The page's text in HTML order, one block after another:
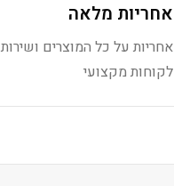
אחריות מלאה
אחריות על כל המוצרים ושירות
לקוחות מקצועי